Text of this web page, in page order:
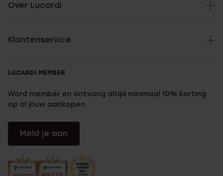
Over Lucardi
Klantenservice
LUCARDI MEMBER
Word member en ontvang altijd minimaal 10% korting
op al jouw aankopen
Meld je aan